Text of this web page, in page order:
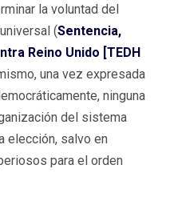
la voluntad del
(Sentencia,
Reino Unido [TEDH
una vez expresada
ninguna
del sistema
elección, salvo en
para el orden